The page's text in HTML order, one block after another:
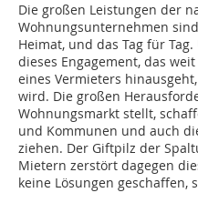
Die großen Leistungen der
Wohnungsunternehmen
Heimat, und das Tag für
dieses Engagement, das
eines Vermieters
wird. Die großen
Wohnungsmarkt stellt,
und Kommunen und auch
ziehen. Der Giftpilz der
Mietern zerstört dagegen
keine Lösungen geschaffen,